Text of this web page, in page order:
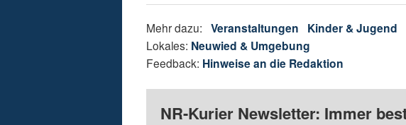
Mehr dazu:Veranstaltungen Kinder & Jugend
Lokales: Neuwied & Umgebung
Feedback: Hinweise an die Redaktion
NR-Kurier Newsletter: Immer